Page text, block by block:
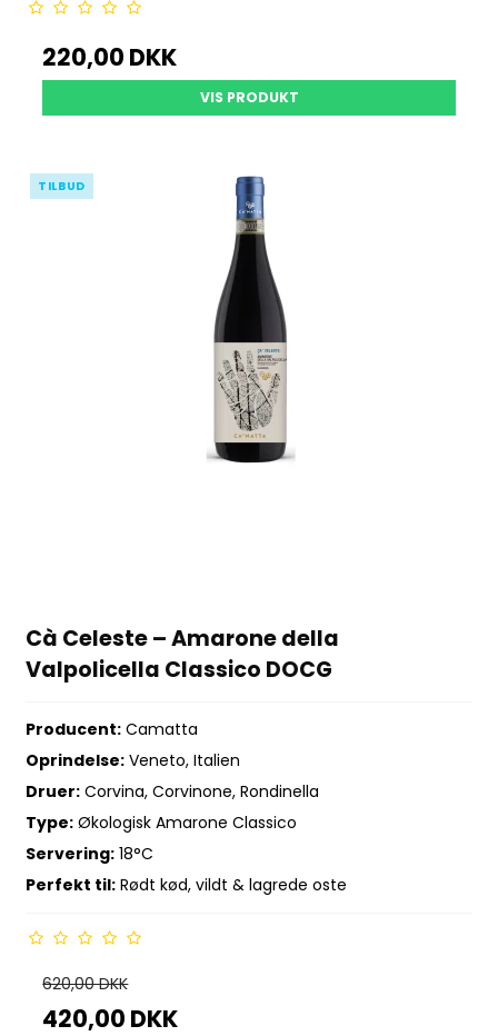
220,00 DKK
VIS PRODUKT
TILBUD
Cà Celeste – Amarone della
Valpolicella Classico DOCG
Producent: Camatta
Oprindelse: Veneto, Italien
Druer: Corvina, Corvinone, Rondinella
Type: Økologisk Amarone Classico
Servering: 18°C
Perfekt til: Rødt kød, vildt & lagrede oste
620,00 DKK
420,00 DKK